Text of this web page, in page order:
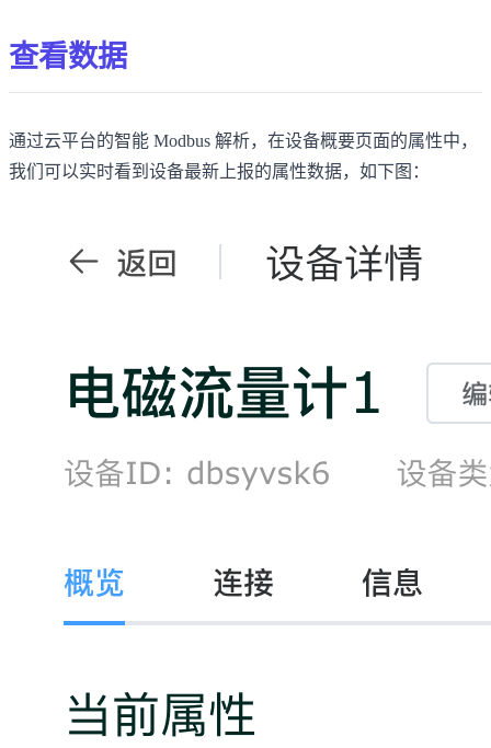
查看数据
通过云平台的智能 Modbus 解析，在设备概要页面的属性中，
我们可以实时看到设备最新上报的属性数据，如下图：